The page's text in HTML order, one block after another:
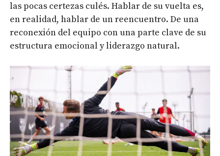
las pocas certezas culés. Hablar de su vuelta es,
en realidad, hablar de un reencuentro. De una
reconexión del equipo con una parte clave de su
estructura emocional y liderazgo natural.